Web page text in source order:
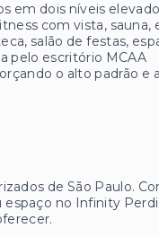
em dois níveis
com vista, sauna,
salão de festas,
pelo escritório MCAA
o alto padrão e a
de São Paulo.
no Infinity